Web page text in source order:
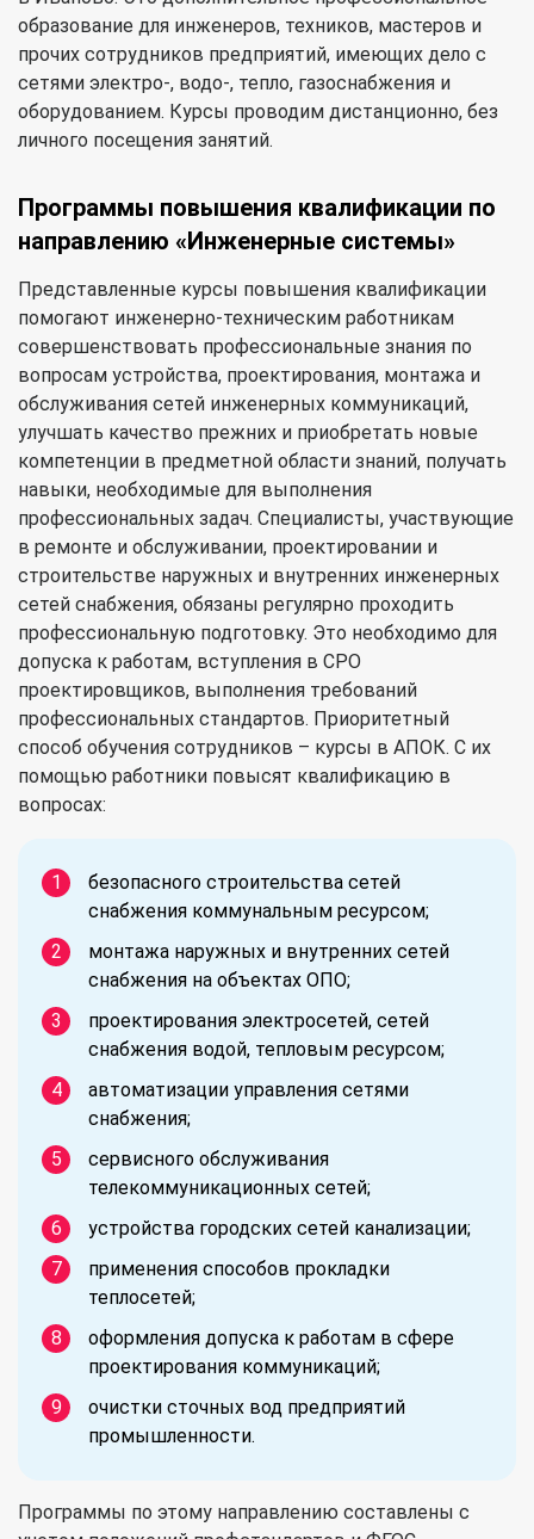
образование для инженеров, техников, мастеров и
прочих сотрудников предприятий, имеющих дело с
сетями электро-, водо-, тепло, газоснабжения и
оборудованием. Курсы проводим дистанционно, без
личного посещения занятий.
Программы повышения квалификации по
направлению «Инженерные системы»
Представленные курсы повышения квалификации
помогают инженерно-техническим работникам
совершенствовать профессиональные знания по
вопросам устройства, проектирования, монтажа и
обслуживания сетей инженерных коммуникаций,
улучшать качество прежних и приобретать новые
компетенции в предметной области знаний, получать
навыки, необходимые для выполнения
профессиональных задач. Специалисты, участвующие
в ремонте и обслуживании, проектировании и
строительстве наружных и внутренних инженерных
сетей снабжения, обязаны регулярно проходить
профессиональную подготовку. Это необходимо для
допуска к работам, вступления в СРО
проектировщиков, выполнения требований
профессиональных стандартов. Приоритетный
способ обучения сотрудников – курсы в АПОК. С их
помощью работники повысят квалификацию в
вопросах:
безопасного строительства сетей
снабжения коммунальным ресурсом;
монтажа наружных и внутренних сетей
снабжения на объектах ОПО;
проектирования электросетей, сетей
снабжения водой, тепловым ресурсом;
автоматизации управления сетями
снабжения;
сервисного обслуживания
телекоммуникационных сетей;
устройства городских сетей канализации;
применения способов прокладки
теплосетей;
оформления допуска к работам в сфере
проектирования коммуникаций;
очистки сточных вод предприятий
промышленности.
Программы по этому направлению составлены с